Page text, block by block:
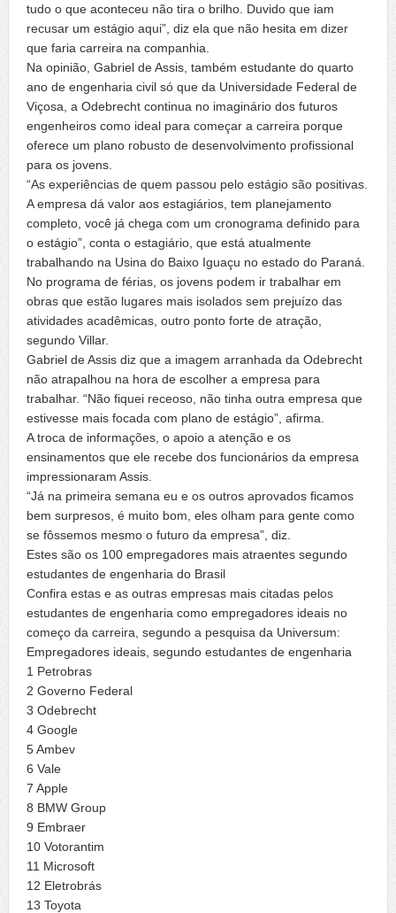
tudo o que aconteceu não tira o brilho. Duvido que iam
recusar um estágio aqui”, diz ela que não hesita em dizer
que faria carreira na companhia.
Na opinião, Gabriel de Assis, também estudante do quarto
ano de engenharia civil só que da Universidade Federal de
Viçosa, a Odebrecht continua no imaginário dos futuros
engenheiros como ideal para começar a carreira porque
oferece um plano robusto de desenvolvimento profissional
para os jovens.
“As experiências de quem passou pelo estágio são positivas.
A empresa dá valor aos estagiários, tem planejamento
completo, você já chega com um cronograma definido para
o estágio”, conta o estagiário, que está atualmente
trabalhando na Usina do Baixo Iguaçu no estado do Paraná.
No programa de férias, os jovens podem ir trabalhar em
obras que estão lugares mais isolados sem prejuízo das
atividades acadêmicas, outro ponto forte de atração,
segundo Villar.
Gabriel de Assis diz que a imagem arranhada da Odebrecht
não atrapalhou na hora de escolher a empresa para
trabalhar. “Não fiquei receoso, não tinha outra empresa que
estivesse mais focada com plano de estágio”, afirma.
A troca de informações, o apoio a atenção e os
ensinamentos que ele recebe dos funcionários da empresa
impressionaram Assis.
“Já na primeira semana eu e os outros aprovados ficamos
bem surpresos, é muito bom, eles olham para gente como
se fôssemos mesmo o futuro da empresa”, diz.
Estes são os 100 empregadores mais atraentes segundo
estudantes de engenharia do Brasil
Confira estas e as outras empresas mais citadas pelos
estudantes de engenharia como empregadores ideais no
começo da carreira, segundo a pesquisa da Universum:
Empregadores ideais, segundo estudantes de engenharia
1 Petrobras
2 Governo Federal
3 Odebrecht
4 Google
5 Ambev
6 Vale
7 Apple
8 BMW Group
9 Embraer
10 Votorantim
11 Microsoft
12 Eletrobrás
13 Toyota